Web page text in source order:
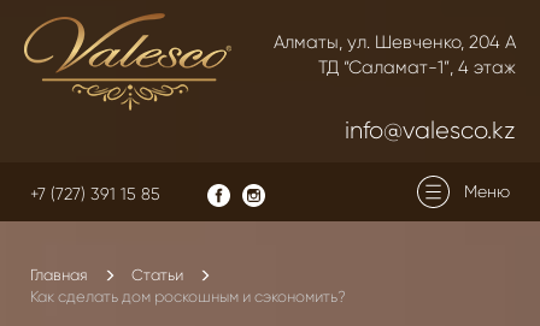
Алматы, ул. Шевченко, 204 А
ТД “Саламат-1”, 4 этаж
info@valesco.kz
Меню
+7 (727) 391 15 85
Главная
Статьи
Как сделать дом роскошным и сэкономить?